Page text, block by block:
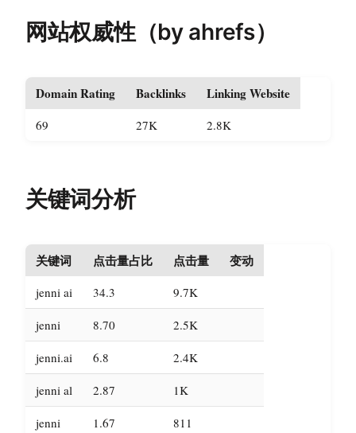
网站权威性（by ahrefs）
Domain Rating Backlinks Linking Website
69 27K 2.8K
关键词分析
关键词 点击量占比 点击量 变动
jenni ai 34.3 9.7K
jenni 8.70 2.5K
jenni.ai 6.8 2.4K
jenni al 2.87 1K
jenni 1.67 811